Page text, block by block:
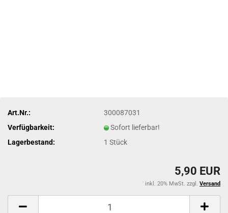
Art.Nr.:
300087031
Verfügbarkeit:
Sofort lieferbar!
Lagerbestand:
1Stück
5,90 EUR
inkl. 20% MwSt. zzgl. Versand